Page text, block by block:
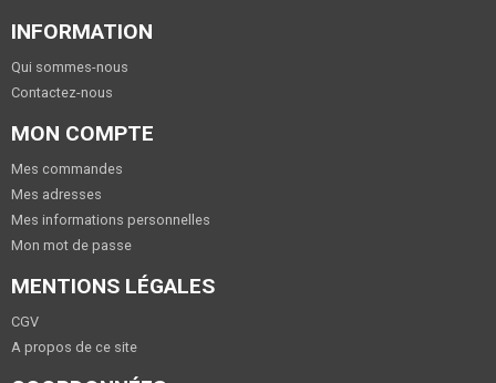
INFORMATION
Qui sommes-nous
Contactez-nous
MON COMPTE
Mes commandes
Mes adresses
Mes informations personnelles
Mon mot de passe
MENTIONS LÉGALES
CGV
A propos de ce site